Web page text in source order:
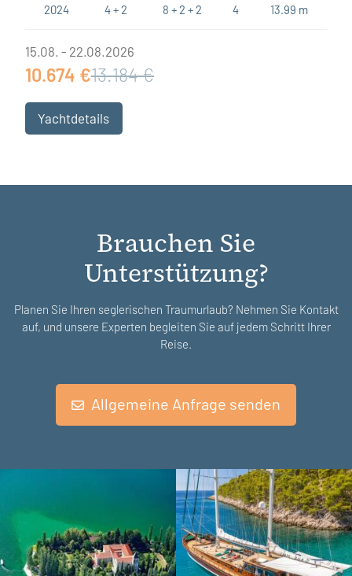
2024
4 + 2
8 + 2 + 2
4
13.99 m
15.08. - 22.08.2026
10.674 €13.184 €
Yachtdetails
Brauchen Sie
Unterstützung?
Planen Sie Ihren seglerischen Traumurlaub? Nehmen Sie Kontakt
auf, und unsere Experten begleiten Sie auf jedem Schritt Ihrer
Reise.
Allgemeine Anfrage senden